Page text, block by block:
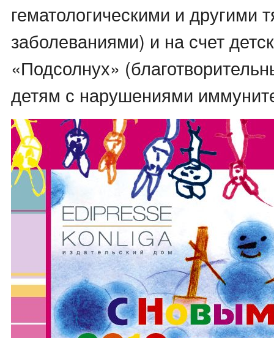
гематологическими и другими
заболеваниями) и на счет
«Подсолнух»
детям с нарушениями